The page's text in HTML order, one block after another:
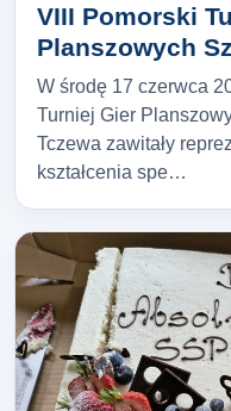
VIII Pomorski
Planszowych
W środę 17 czerwca
Turniej Gier
Tczewa zawitały
kształcenia spe…